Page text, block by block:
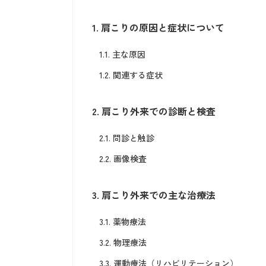
1. 肩こりの原因と症状について
1.1. 主な原因
1.2. 関連する症状
2. 肩こり外来での診断と検査
2.1. 問診と触診
2.2. 画像検査
3. 肩こり外来での主な治療法
3.1. 薬物療法
3.2. 物理療法
3.3. 運動療法（リハビリテーション）